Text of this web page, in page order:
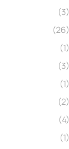
(3)
(26)
(1)
(3)
(1)
(2)
(4)
(1)